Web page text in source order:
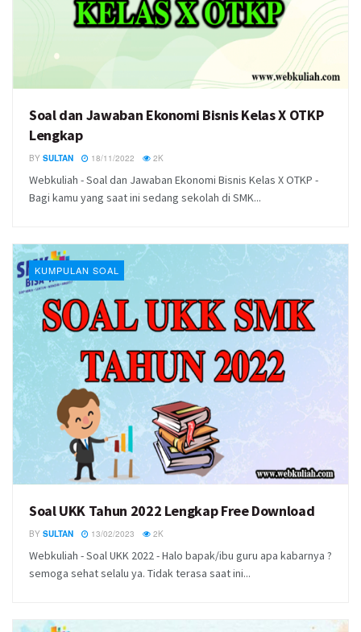
Soal dan Jawaban Ekonomi Bisnis Kelas X OTKP
Lengkap
BY SULTAN 18/11/2022 2K
Webkuliah - Soal dan Jawaban Ekonomi Bisnis Kelas X OTKP -
Bagi kamu yang saat ini sedang sekolah di SMK...
KUMPULAN SOAL
Soal UKK Tahun 2022 Lengkap Free Download
BY SULTAN 13/02/2023 2K
Webkuliah - Soal UKK 2022 - Halo bapak/ibu guru apa kabarnya ?
semoga sehat selalu ya. Tidak terasa saat ini...